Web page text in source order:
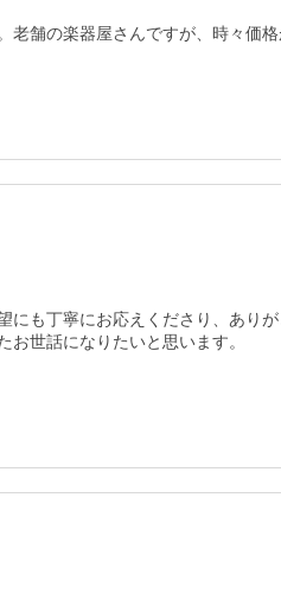
老舗の楽器屋さんですが、時々価
にも丁寧にお応えくださり、あり
お世話になりたいと思います。